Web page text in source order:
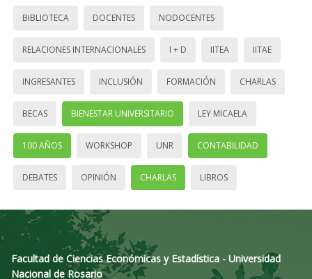
BIBLIOTECA DOCENTES NODOCENTES
RELACIONES INTERNACIONALES I + D IITEA IITAE
INGRESANTES INCLUSIÓN FORMACIÓN CHARLAS
BECAS BIENESTAR UNIVERSITARIO LEY MICAELA
100 AÑOS WORKSHOP UNR CONTABILIDAD
DEBATES OPINIÓN CHARLAS LIBROS
Facultad de Ciencias Económicas y Estadística - Universidad
Nacional de Rosario